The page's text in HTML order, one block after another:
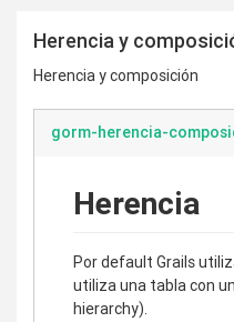
Herencia y
Herencia y composición
gorm-herencia-
Herencia
Por default Grails
utiliza una tabla con
hierarchy).